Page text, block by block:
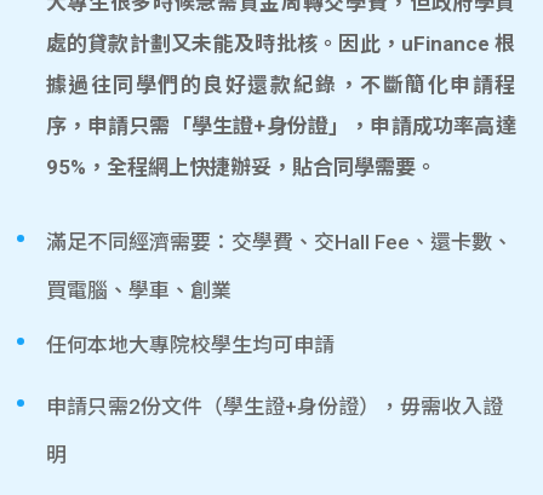
處的貸款計劃又未能及時批核。因此，uFinance 根
據過往同學們的良好還款紀錄，不斷簡化申請程
序，申請只需「學生證+身份證」，申請成功率高達
95%，全程網上快捷辦妥，貼合同學需要。
滿足不同經濟需要：交學費、交Hall Fee、還卡數、
買電腦、學車、創業
任何本地大專院校學生均可申請
申請只需2份文件（學生證+身份證），毋需收入證
明